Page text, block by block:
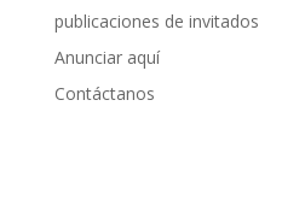
publicaciones de invitados
Anunciar aquí
Contáctanos